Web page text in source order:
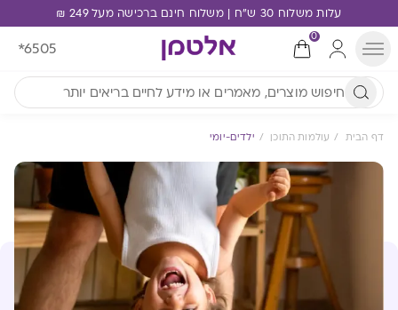
עלות משלוח 30 ש"ח | משלוח חינם ברכישה מעל 249 ₪
0
*6505
דף הבית עולמות התוכן ילדים-יומי